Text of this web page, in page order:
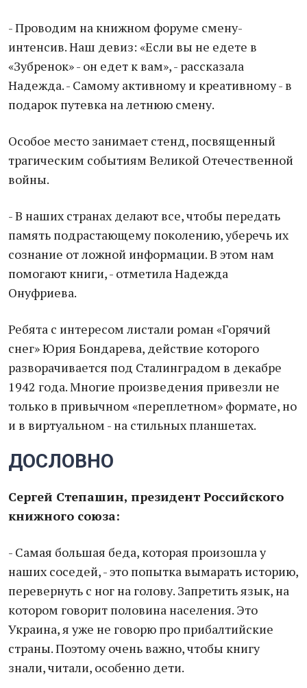
- Проводим на книжном форуме смену-
интенсив. Наш девиз: «Если вы не едете в
«Зубренок» - он едет к вам», - рассказала
Надежда. - Самому активному и креативному - в
подарок путевка на летнюю смену.
Особое место занимает стенд, посвященный
трагическим событиям Великой Отечественной
войны.
- В наших странах делают все, чтобы передать
память подрастающему поколению, уберечь их
сознание от ложной информации. В этом нам
помогают книги, - отметила Надежда
Онуфриева.
Ребята с интересом листали роман «Горячий
снег» Юрия Бондарева, действие которого
разворачивается под Сталинградом в декабре
1942 года. Многие произведения привезли не
только в привычном «переплетном» формате, но
и в виртуальном - на стильных планшетах.
ДОСЛОВНО
Сергей Степашин, президент Российского
книжного союза:
- Самая большая беда, которая произошла у
наших соседей, - это попытка вымарать историю,
перевернуть с ног на голову. Запретить язык, на
котором говорит половина населения. Это
Украина, я уже не говорю про прибалтийские
страны. Поэтому очень важно, чтобы книгу
знали, читали, особенно дети.